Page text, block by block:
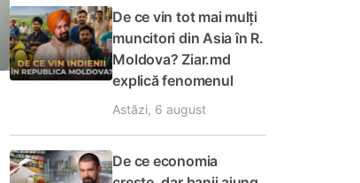
De ce vin tot mai mulți
muncitori din Asia în R.
Moldova? Ziar.md
explică fenomenul
Astăzi, 6 august
De ce economia